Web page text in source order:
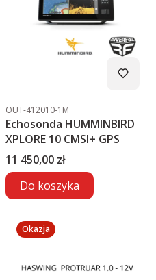
Kod produktu
OUT-412010-1M
Echosonda HUMMINBIRD
XPLORE 10 CMSI+ GPS
Cena
11 450,00 zł
Do koszyka
Okazja